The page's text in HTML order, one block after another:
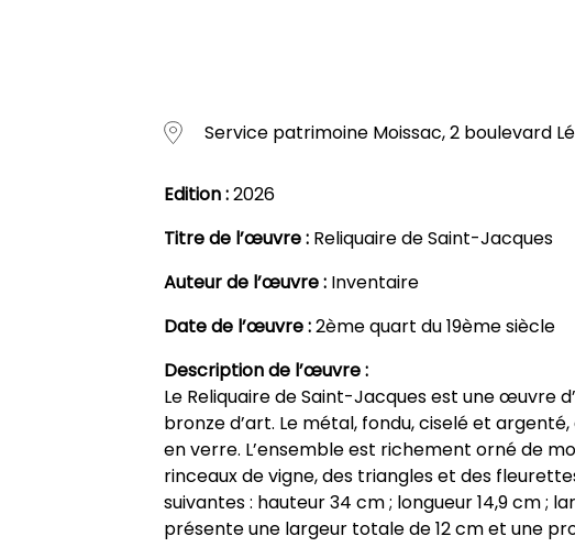
Service patrimoine Moissac, 2 boulevard
Edition :2026
Titre de l’œuvre : Reliquaire de Saint-Jacques
Auteur de l’œuvre : Inventaire
Date de l’œuvre :2ème quart du 19ème siècle
Description de l’œuvre :
Le Reliquaire de Saint-Jacques est une œuvre
bronze d’art. Le métal, fondu, ciselé et
en verre. L’ensemble est richement orné de
rinceaux de vigne, des triangles et des
suivantes : hauteur 34 cm ; longueur 14,9 cm ;
présente une largeur totale de 12 cm et une